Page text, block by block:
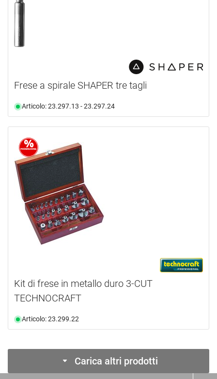
Frese a spirale SHAPER tre tagli
Articolo: 23.297.13 - 23.297.24
Kit di frese in metallo duro 3-CUT
TECHNOCRAFT
Articolo: 23.299.22
Carica altri prodotti